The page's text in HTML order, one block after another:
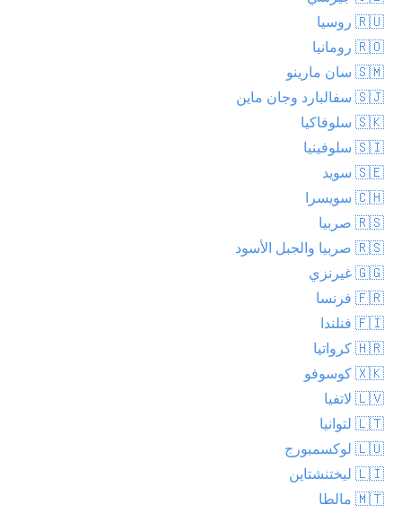
🇷🇺 روسيا
🇷🇴 رومانيا
🇸🇲 سان مارينو
🇸🇯 سفالبارد وجان ماين
🇸🇰 سلوفاكيا
🇸🇮 سلوفينيا
🇸🇪 سويد
🇨🇭 سويسرا
🇷🇸 صربيا
🇷🇸 صربيا والجبل الأسود
🇬🇬 غيرنزي
🇫🇷 فرنسا
🇫🇮 فنلندا
🇭🇷 كرواتيا
🇽🇰 كوسوفو
🇱🇻 لاتفيا
🇱🇹 لتوانيا
🇱🇺 لوكسمبورج
🇱🇮 ليختنشتاين
🇲🇹 مالطا